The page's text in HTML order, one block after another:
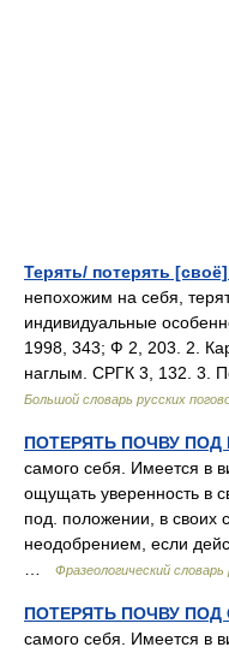
Терять/ потерять
непохожим на себя,
индивидуальные
1998, 343; Ф 2, 203. 2.
наглым. СРГК 3, 132. 3.
Большой словарь русских
ПОТЕРЯТЬ ПОЧВУ ПОД
самого себя. Имеется в
ощущать уверенность в
под. положении, в своих
неодобрением, если
Фразеологический словарь
ПОТЕРЯТЬ ПОЧВУ ПОД
самого себя. Имеется в